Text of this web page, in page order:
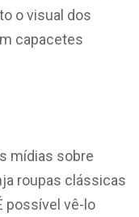
o visual dos
capacetes
mídias sobre
roupas clássicas
possível vê-lo